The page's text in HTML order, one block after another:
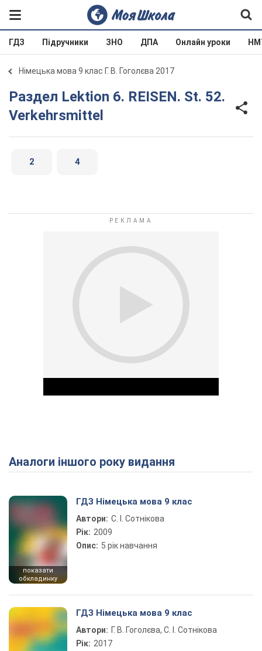
ГДЗ Підручники ЗНО ДПА Онлайн уроки
Німецька мова 9 клас Г. В. Гоголєва 2017
Раздел Lektion 6. REISEN. St. 52.
Verkehrsmittel
2 4
Play Video
Аналоги іншого року видання
показати
обкладинку
ГДЗ Німецька мова 9 клас
Автори: С. І. Сотнікова
Рік: 2009
Опис: 5 рік навчання
ГДЗ Німецька мова 9 клас
Автори: Г. В. Гоголєва, С. І. Сотнікова
Рік: 2017